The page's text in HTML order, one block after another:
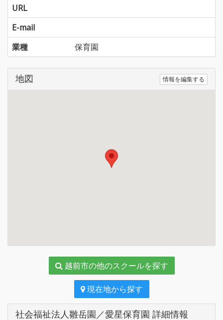
URL
E-mail
業種
保育園
地図 情報を編集する
越前市の他のスクールを探す
現在地から探す
社会福祉法人雛岳園／愛星保育園 詳細情報